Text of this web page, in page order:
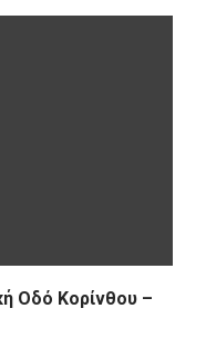
Oδό Κορίνθου –